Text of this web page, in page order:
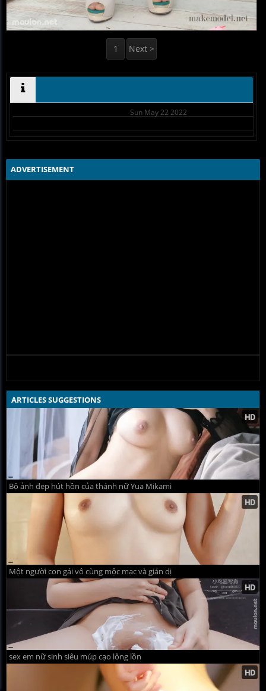
1 Next >
Sun May 22 2022
ADVERTISEMENT
ARTICLES SUGGESTIONS
Bộ ảnh đẹp hút hồn của thánh nữ Yua Mikami
Một người con gái vô cùng mộc mạc và giản dị
sex em nữ sinh siêu múp cạo lông lồn